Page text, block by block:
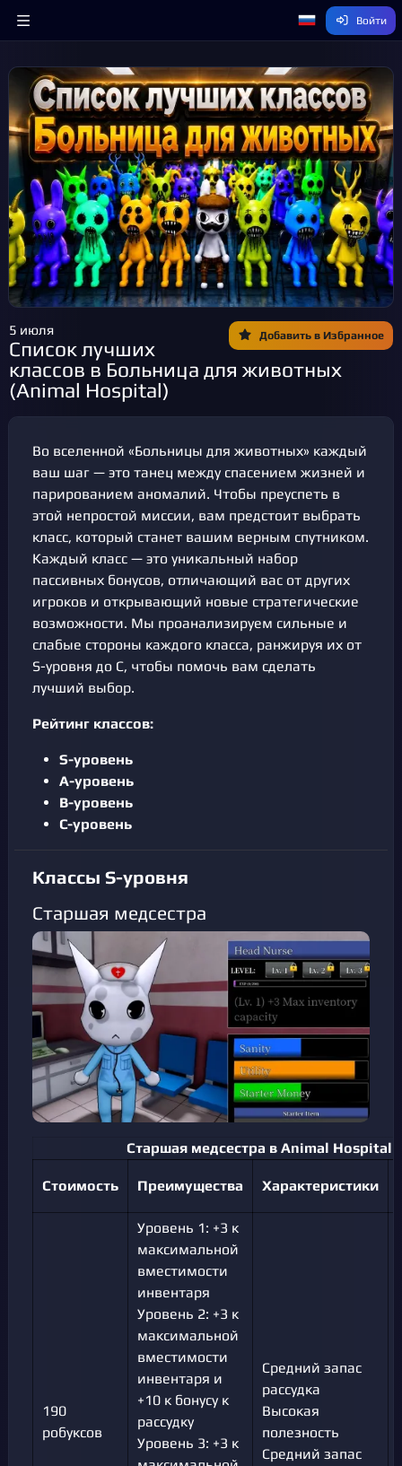
Войти
Добавить в Избранное
5 июля
Список лучших
классов в Больница для животных
(Animal Hospital)
Во вселенной «Больницы для животных» каждый
ваш шаг — это танец между спасением жизней и
парированием аномалий. Чтобы преуспеть в
этой непростой миссии, вам предстоит выбрать
класс, который станет вашим верным спутником.
Каждый класс — это уникальный набор
пассивных бонусов, отличающий вас от других
игроков и открывающий новые стратегические
возможности. Мы проанализируем сильные и
слабые стороны каждого класса, ранжируя их от
S-уровня до C, чтобы помочь вам сделать
лучший выбор.
Рейтинг классов:
S-уровень
A-уровень
B-уровень
C-уровень
Классы S-уровня
Старшая медсестра
Старшая медсестра в Animal Hospital
Стоимость Преимущества Характеристики
190
робуксов
Уровень 1: +3 к
максимальной
вместимости
инвентаря
Уровень 2: +3 к
максимальной
вместимости
инвентаря и
+10 к бонусу к
рассудку
Уровень 3: +3 к
Средний запас
рассудка
Высокая
полезность
Средний запас